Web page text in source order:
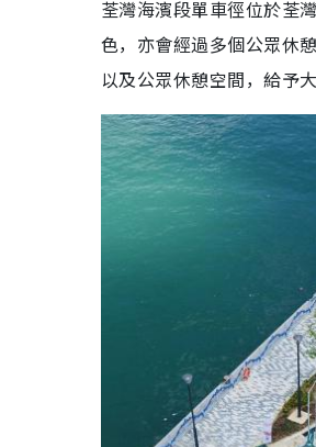
荃灣海濱段單車徑位於荃
色，亦會經過多個公眾休
以及公眾休憩空間，給予大